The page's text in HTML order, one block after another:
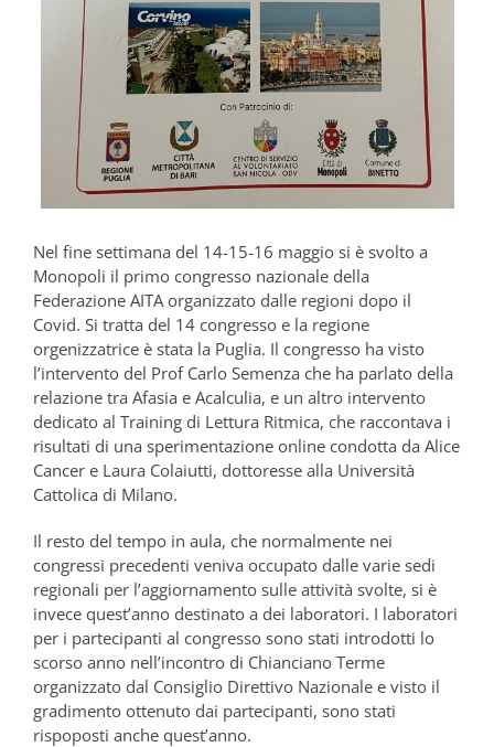
Nel fine settimana del 14-15-16 maggio si è svolto a
Monopoli il primo congresso nazionale della
Federazione AITA organizzato dalle regioni dopo il
Covid. Si tratta del 14 congresso e la regione
orgenizzatrice è stata la Puglia. Il congresso ha visto
l’intervento del Prof Carlo Semenza che ha parlato della
relazione tra Afasia e Acalculia, e un altro intervento
dedicato al Training di Lettura Ritmica, che raccontava i
risultati di una sperimentazione online condotta da Alice
Cancer e Laura Colaiutti, dottoresse alla Università
Cattolica di Milano.
Il resto del tempo in aula, che normalmente nei
congressi precedenti veniva occupato dalle varie sedi
regionali per l’aggiornamento sulle attività svolte, si è
invece quest’anno destinato a dei laboratori. I laboratori
per i partecipanti al congresso sono stati introdotti lo
scorso anno nell’incontro di Chianciano Terme
organizzato dal Consiglio Direttivo Nazionale e visto il
gradimento ottenuto dai partecipanti, sono stati
rispoposti anche quest’anno.